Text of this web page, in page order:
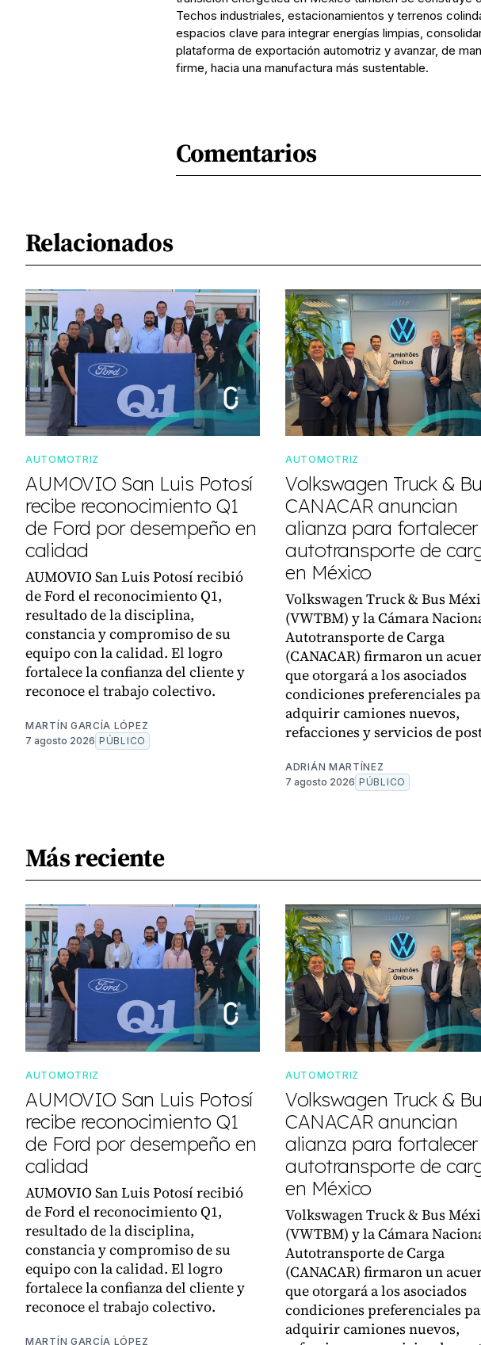
Techos industriales, estacionamientos y terrenos
espacios clave para integrar energías limpias,
plataforma de exportación automotriz y avanzar, de
firme, hacia una manufactura más sustentable.
Comentarios
Relacionados
AUTOMOTRIZ
AUMOVIO San Luis Potosí
recibe reconocimiento Q1
de Ford por desempeño en
calidad
AUMOVIO San Luis Potosí recibió
de Ford el reconocimiento Q1,
resultado de la disciplina,
constancia y compromiso de su
equipo con la calidad. El logro
fortalece la confianza del cliente y
reconoce el trabajo colectivo.
MARTÍN GARCÍA LÓPEZ
7 agosto 2026 PÚBLICO
AUTOMOTRIZ
Volkswagen Truck &
CANACAR anuncian
alianza para fortalecer
autotransporte de
en México
Volkswagen Truck & Bus
(VWTBM) y la Cámara
Autotransporte de Carga
(CANACAR) firmaron un
que otorgará a los asociados
condiciones preferenciales
adquirir camiones nuevos,
refacciones y servicios de
ADRIÁN MARTÍNEZ
7 agosto 2026 PÚBLICO
Más reciente
AUTOMOTRIZ
AUMOVIO San Luis Potosí
recibe reconocimiento Q1
de Ford por desempeño en
calidad
AUMOVIO San Luis Potosí recibió
de Ford el reconocimiento Q1,
resultado de la disciplina,
constancia y compromiso de su
equipo con la calidad. El logro
fortalece la confianza del cliente y
reconoce el trabajo colectivo.
MARTÍN GARCÍA LÓPEZ
AUTOMOTRIZ
Volkswagen Truck &
CANACAR anuncian
alianza para fortalecer
autotransporte de
en México
Volkswagen Truck & Bus
(VWTBM) y la Cámara
Autotransporte de Carga
(CANACAR) firmaron un
que otorgará a los asociados
condiciones preferenciales
adquirir camiones nuevos,